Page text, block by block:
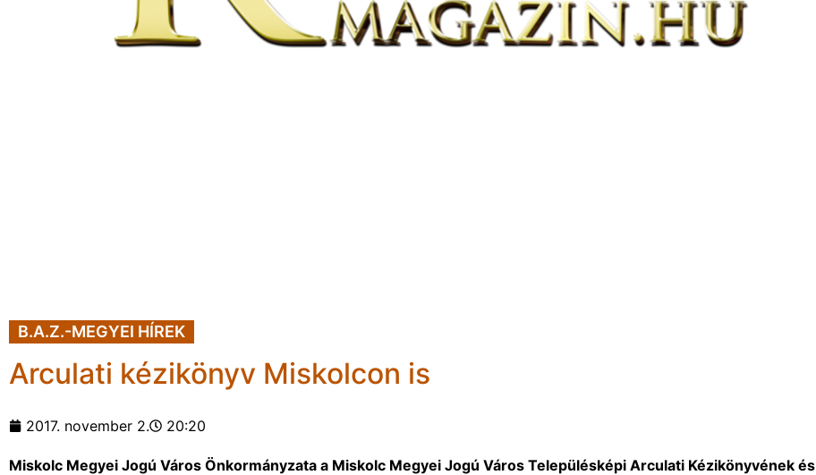
B.A.Z.-MEGYEI HÍREK
Arculati kézikönyv Miskolcon is
2017. november 2. 20:20
Miskolc Megyei Jogú Város Önkormányzata a Miskolc Megyei Jogú Város Településképi Arculati Kézikönyvének és